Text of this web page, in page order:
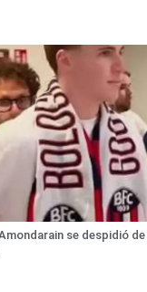
se despidió